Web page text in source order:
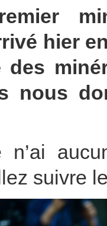
hier
des
nous
suivre